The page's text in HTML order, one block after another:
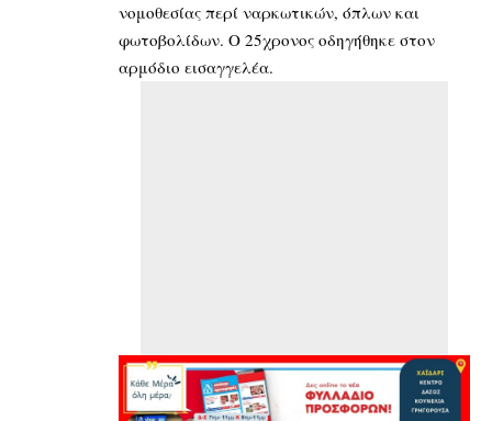
νομοθεσίας περί ναρκωτικών, όπλων και
φωτοβολίδων. Ο 25χρονος οδηγήθηκε στον
αρμόδιο εισαγγελέα.